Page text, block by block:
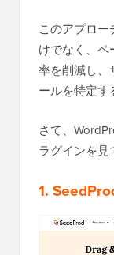
このアプロ
けでなく、
率を削減し、
ールを特定す
さて、
ラグインを見
1.